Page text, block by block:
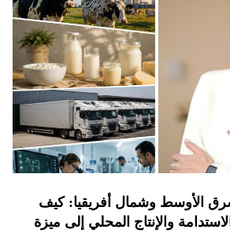
الأوسط وشمال أفريقيا: كيف
والإنتاج المحلي إلى ميزة